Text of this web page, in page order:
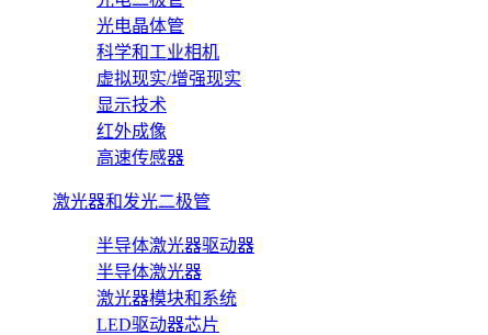
光电晶体管
科学和工业相机
虚拟现实/增强现实
显示技术
红外成像
高速传感器
激光器和发光二极管
半导体激光器驱动器
半导体激光器
激光器模块和系统
LED驱动器芯片